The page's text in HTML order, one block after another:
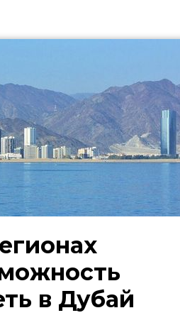
в Дубай